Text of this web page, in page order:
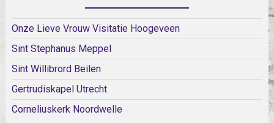
Onze Lieve Vrouw Visitatie Hoogeveen
Sint Stephanus Meppel
Sint Willibrord Beilen
Gertrudiskapel Utrecht
Corneliuskerk Noordwelle